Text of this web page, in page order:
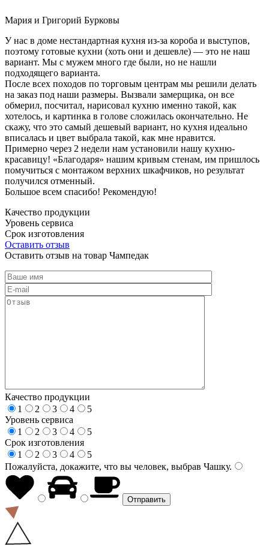
Мария и Григорий Бурковы
У нас в доме нестандартная кухня из-за короба и выступов,
поэтому готовые кухни (хоть они и дешевле) — это не наш
вариант. Мы с мужем много где были, но не нашли
подходящего варианта.
После всех походов по торговым центрам мы решили делать
на заказ под наши размеры. Вызвали замерщика, он все
обмерил, посчитал, нарисовал кухню именно такой, как
хотелось, и картинка в голове сложилась окончательно. Не
скажу, что это самый дешевый вариант, но кухня идеально
вписалась и цвет выбрала такой, как мне нравится.
Примерно через 2 недели нам установили нашу кухню-
красавицу! «Благодаря» нашим кривым стенам, им пришлось
помучиться с монтажом верхних шкафчиков, но результат
получился отменный.
Большое всем спасибо! Рекомендую!
Качество продукции
Уровень сервиса
Срок изготовления
Оставить отзыв
Оставить отзыв на товар Чампедак
Качество продукции
1
2 3 4
5
Уровень сервиса
1
2 3 4
5
Срок изготовления
1
2 3 4
5
Пожалуйста, докажите, что вы человек, выбрав Чашку.